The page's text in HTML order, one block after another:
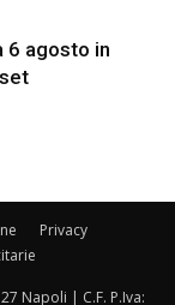
6 agosto in
Privacy
Napoli | C.F. P.Iva: